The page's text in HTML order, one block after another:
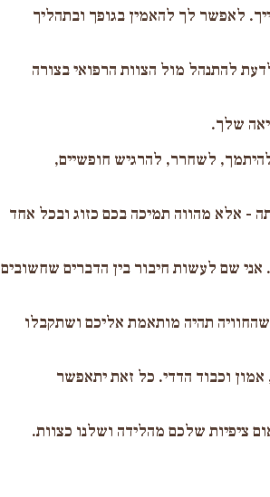
לאפשר לך להאמין בגופך ובתהליך
להתנהל מול הצוות הרפואי בצורה
שלך.
לשחרר, להרגיש חופשיים,
- אלא מהווה תמיכה בכם כזוג ובכל אחד
אני שם לעשות חיבור בין הדברים שחשובים
תהיה מותאמת אליכם ושתקבלו
וכבוד הדדי. כל זאת יתאפשר
ציפיות שלכם מהלידה ושלנו כצוות.